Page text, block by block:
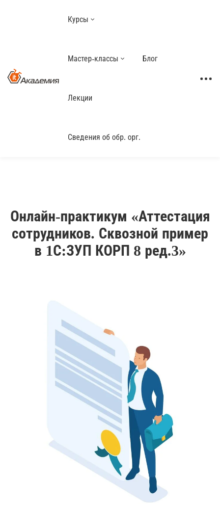
Курсы
Мастер-классы Блог
Лекции
Сведения об обр. орг.
Онлайн-практикум «Аттестация
сотрудников. Сквозной пример
в 1С:ЗУП КОРП 8 ред.3»